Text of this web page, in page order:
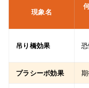
現象名
吊り橋効果
プラシーボ効果